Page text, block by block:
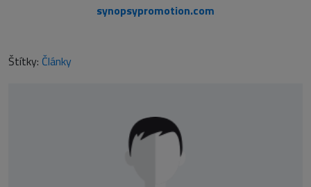
synopsypromotion.com
Štítky: Články